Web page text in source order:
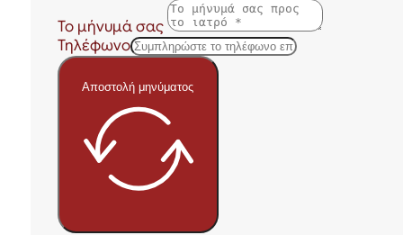
Το μήνυμά σας
Τηλέφωνο
Αποστολή μηνύματος